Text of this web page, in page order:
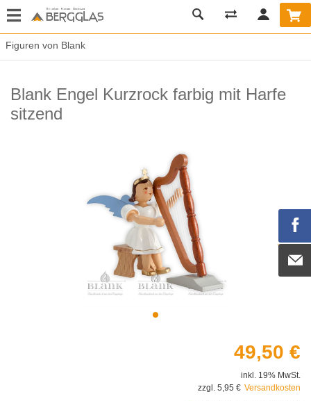
Figuren von Blank
Blank Engel Kurzrock farbig mit Harfe
sitzend
49,50 €
inkl. 19% MwSt.
zzgl. 5,95 € Versandkosten